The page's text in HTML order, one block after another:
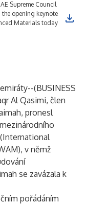
Supreme Council
the opening keynote
Materials today
(BUSINESS
Al Qasimi, člen
pronesl
v němž
se zavázala k
pořádáním